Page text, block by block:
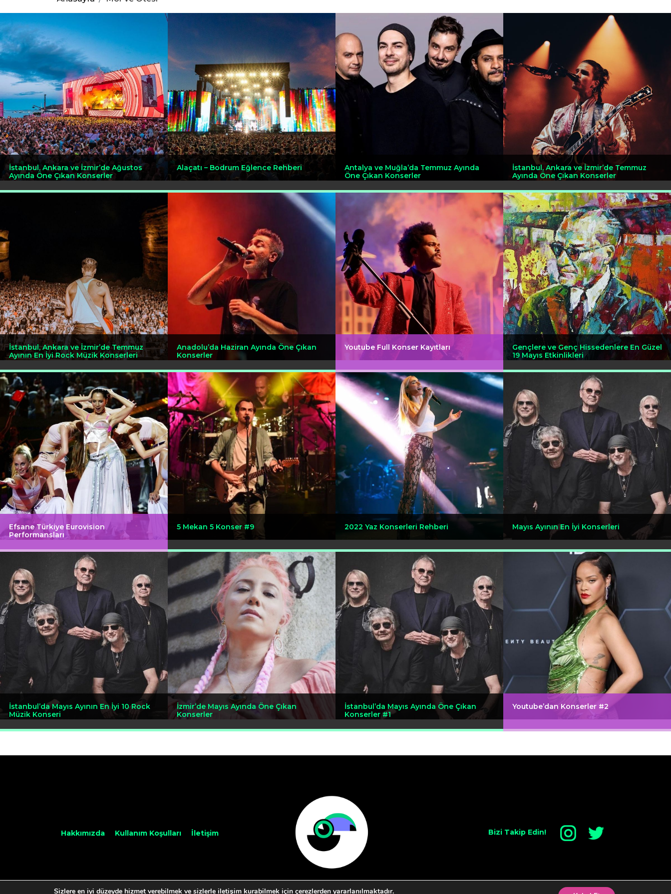
İstanbul, Ankara ve İzmir’de Ağustos
Ayında Öne Çıkan Konserler
Alaçatı – Bodrum Eğlence Rehberi
Antalya ve Muğla’da Temmuz Ayında
Öne Çıkan Konserler
İstanbul, Ankara ve İzmir’de Temmuz
Ayında Öne Çıkan Konserler
İstanbul, Ankara ve İzmir’de Temmuz
Ayının En İyi Rock Müzik Konserleri
Anadolu’da Haziran Ayında Öne Çıkan
Konserler
Youtube Full Konser Kayıtları
Gençlere ve Genç Hissedenlere En Güzel
19 Mayıs Etkinlikleri
Efsane Türkiye Eurovision
Performansları
5 Mekan 5 Konser #9 2022 Yaz Konserleri Rehberi Mayıs Ayının En İyi Konserleri
İstanbul’da Mayıs Ayının En İyi 10 Rock
Müzik Konseri
İzmir’de Mayıs Ayında Öne Çıkan
Konserler
İstanbul’da Mayıs Ayında Öne Çıkan
Konserler #1
Youtube’dan Konserler #2
Hakkımızda Kullanım Koşulları İletişim Bizi Takip Edin!
Sizlere en iyi düzeyde hizmet verebilmek ve sizlerle iletişim kurabilmek için çerezlerden yararlanılmaktadır.